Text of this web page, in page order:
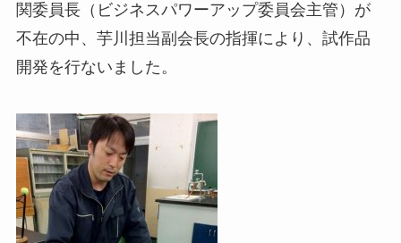
関委員長（ビジネスパワーアップ委員会主管）が
不在の中、芋川担当副会長の指揮により、試作品
開発を行ないました。